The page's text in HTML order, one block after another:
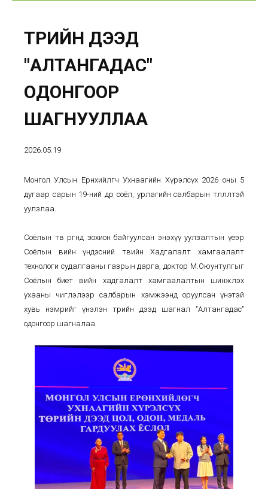
ТӨРИЙН ДЭЭД
"АЛТАНГАДАС"
ОДОНГООР
ШАГНУУЛЛАА
2026.05.19
Монгол Улсын Ерөнхийлөгч Ухнаагийн Хүрэлсүх 2026 оны 5
дугаар сарын 19-ний өдөр соёл, урлагийн салбарын төлөөлөлтэй
уулзлаа.
Соёлын төв өргөөнд зохион байгуулсан энэхүү уулзалтын үеэр
Соёлын өвийн үндэсний төвийн Хадгалалт хамгаалалт
технологи судалгааны газрын дарга, доктор М.Оюунтулгыг
Соёлын биет өвийн хадгалалт хамгаалалтын шинжлэх
ухааны чиглэлээр салбарын хэмжээнд оруулсан үнэтэй
хувь нэмрийг үнэлэн төрийн дээд шагнал "Алтангадас"
одонгоор шагналаа.